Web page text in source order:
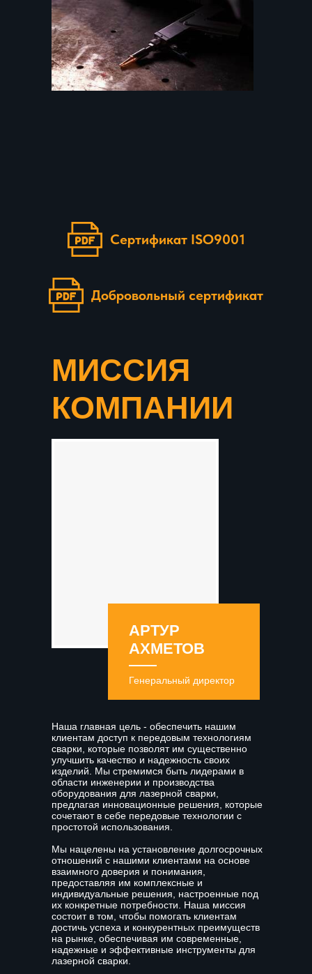
Сертификат ISO9001
Добровольный сертификат
МИССИЯ
КОМПАНИИ
Наша главная цель - обеспечить нашим
клиентам доступ к передовым технологиям
сварки, которые позволят им существенно
улучшить качество и надежность своих
изделий. Мы стремимся быть лидерами в
области инженерии и производства
оборудования для лазерной сварки,
предлагая инновационные решения, которые
сочетают в себе передовые технологии с
простотой использования.
Мы нацелены на установление долгосрочных
отношений с нашими клиентами на основе
взаимного доверия и понимания,
предоставляя им комплексные и
индивидуальные решения, настроенные под
их конкретные потребности. Наша миссия
состоит в том, чтобы помогать клиентам
достичь успеха и конкурентных преимуществ
на рынке, обеспечивая им современные,
надежные и эффективные инструменты для
лазерной сварки.
Генеральный директор
АРТУР
АХМЕТОВ